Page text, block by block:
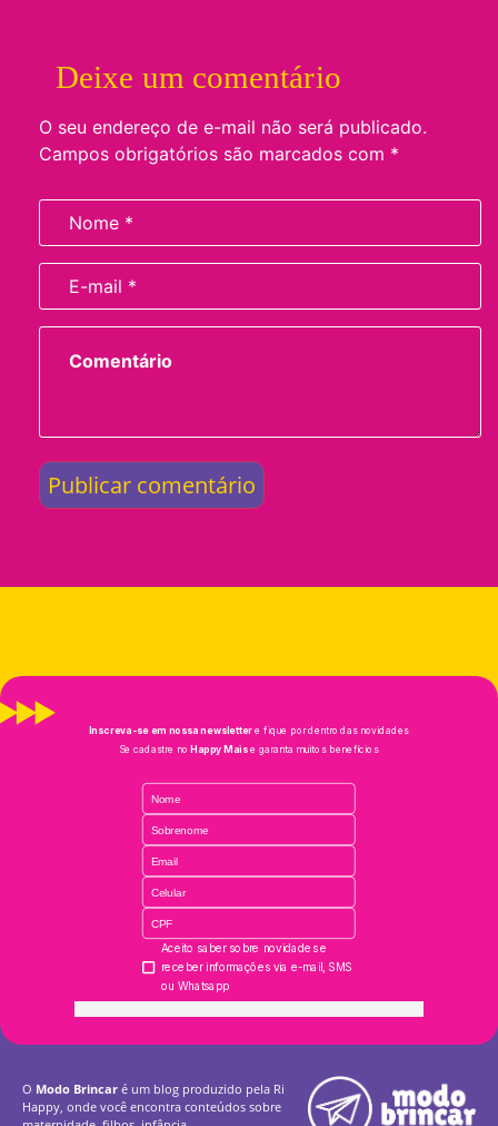
Deixe um comentário
O seu endereço de e-mail não será publicado.
Campos obrigatórios são marcados com *
O Modo Brincar é um blog produzido pela Ri
Happy, onde você encontra conteúdos sobre